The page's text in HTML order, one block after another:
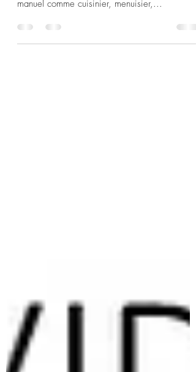
De nos jours il n’est pas rare de voir un cadre
manuel comme cuisinier, menuisier,...